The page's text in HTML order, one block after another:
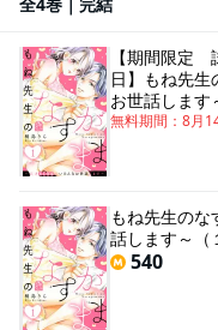
話収録】
【期間限定
日】もね先
お世話します
無料期間： 8月
もね先生の
話します～（
540